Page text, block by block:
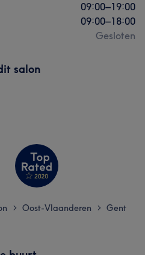
Ben
65
09:00–19:00
09:00–18:00
Gesloten
salon
> Oost-Vlaanderen > Gent